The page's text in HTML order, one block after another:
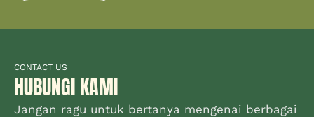
CONTACT US
HUBUNGI KAMI
Jangan ragu untuk bertanya mengenai berbagai